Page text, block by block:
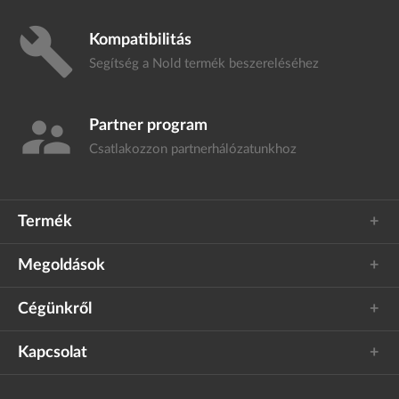
build Kompatibilitás
Segítség a Nold termék beszereléséhez
supervisor_account Partner program
Csatlakozzon partnerhálózatunkhoz
Termék
Megoldások
Cégünkről
Kapcsolat